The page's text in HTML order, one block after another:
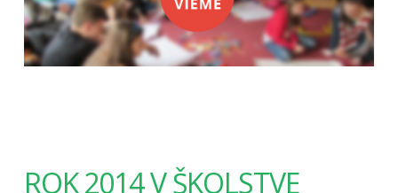
ROK 2014 V ŠKOLSTVE